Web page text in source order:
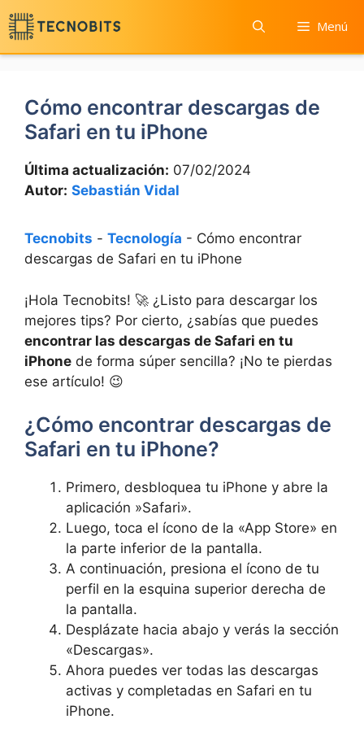
Saltar
al
contenido
Menú
Cómo encontrar descargas de
Safari en tu iPhone
Última actualización: 07/02/2024
Autor: Sebastián Vidal
Tecnobits - Tecnología - Cómo encontrar
descargas de Safari en tu iPhone
¡Hola Tecnobits! 🚀 ¿Listo para descargar los
mejores ⁣tips? Por cierto,‍ ¿sabías ⁤que puedes
encontrar las descargas de ⁣Safari en⁤ tu
⁢iPhone de forma súper sencilla? ¡No te​ pierdas
ese artículo! ‌😉
¿Cómo encontrar descargas⁢ de
Safari en tu‌ iPhone?
Primero,‍ desbloquea‌ tu ​iPhone y abre⁤ la
aplicación ​»Safari».
Luego, toca el ícono de la «App Store» en
la ⁣parte inferior de la pantalla.
A continuación, presiona el ícono de tu
⁣perfil en la esquina superior derecha de
la ⁤pantalla.
Desplázate hacia abajo y verás la sección
«Descargas».
Ahora puedes ver todas​ las descargas
activas y completadas en ⁢Safari en tu
⁢iPhone.